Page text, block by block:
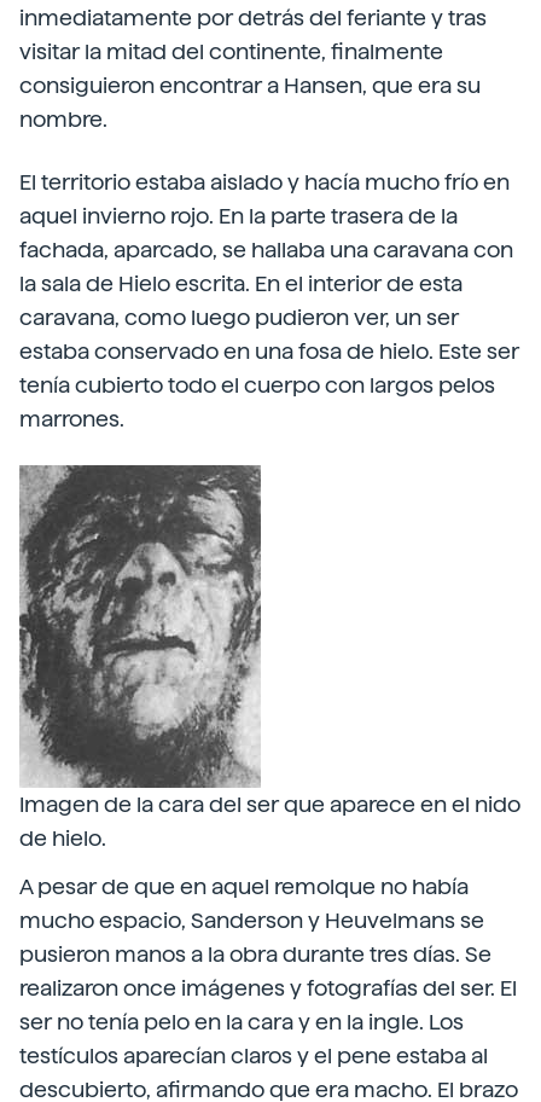
inmediatamente por detrás del feriante y tras
visitar la mitad del continente, finalmente
consiguieron encontrar a Hansen, que era su
nombre.
El territorio estaba aislado y hacía mucho frío en
aquel invierno rojo. En la parte trasera de la
fachada, aparcado, se hallaba una caravana con
la sala de Hielo escrita. En el interior de esta
caravana, como luego pudieron ver, un ser
estaba conservado en una fosa de hielo. Este ser
tenía cubierto todo el cuerpo con largos pelos
marrones.
Imagen de la cara del ser que aparece en el nido
de hielo.
A pesar de que en aquel remolque no había
mucho espacio, Sanderson y Heuvelmans se
pusieron manos a la obra durante tres días. Se
realizaron once imágenes y fotografías del ser. El
ser no tenía pelo en la cara y en la ingle. Los
testículos aparecían claros y el pene estaba al
descubierto, afirmando que era macho. El brazo